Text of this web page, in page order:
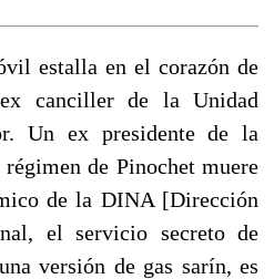
estalla en el corazón de
canciller de la Unidad
Un ex presidente de la
de Pinochet muere
de la DINA [Dirección
el servicio secreto de
versión de gas sarín, es